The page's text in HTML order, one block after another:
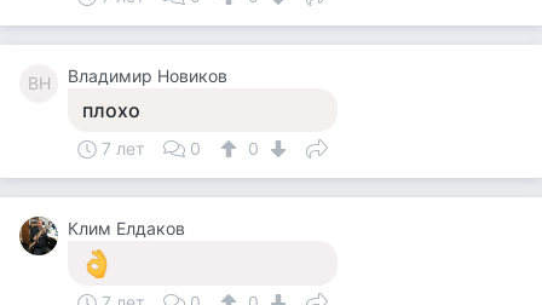
ВН Владимир Новиков
плохо
7 лет 0 0
Клим Елдаков